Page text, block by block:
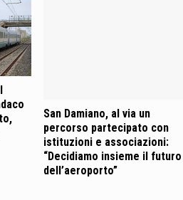
San Damiano, al via un
percorso partecipato con
istituzioni e associazioni:
“Decidiamo insieme il futuro
dell’aeroporto”